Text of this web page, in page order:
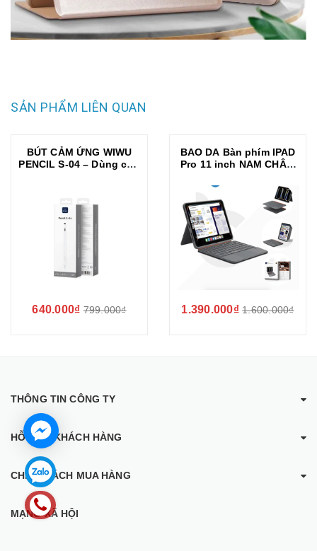
SẢN PHẨM LIÊN QUAN
BÚT CẢM ỨNG WIWU
PENCIL S-04 – Dùng cho
TÍNH TIỆN LỢI
640.000₫ 799.000₫
BAO DA Bàn phím IPAD
Pro 11 inch NAM CHÂM
3IN1 MK-005 – ĐẲNG
CẤP BẢO VỆ TOÀN DIỆN
1.390.000₫ 1.600.000₫
THÔNG TIN CÔNG TY
HỖ TRỢ KHÁCH HÀNG
CHÍNH SÁCH MUA HÀNG
MẠNG XÃ HỘI